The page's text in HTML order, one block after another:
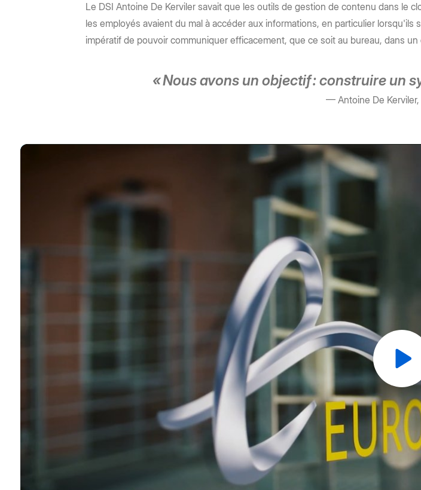
Le DSI Antoine De Kerviler savait que les outils de gestion de contenu dans le
les employés avaient du mal à accéder aux informations, en particulier
impératif de pouvoir communiquer efficacement, que ce soit au bureau, dans
« Nous avons un objectif : construire un
— Antoine De Kerviler,